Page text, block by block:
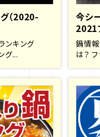
（2020-
ンキング
グ...
今シ
2021
鍋情
は？